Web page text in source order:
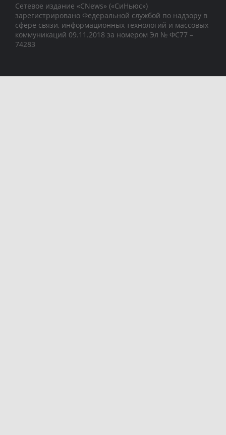
Сетевое издание «CNews» («СиНьюс»)
зарегистрировано Федеральной службой по надзору в
сфере связи, информационных технологий и массовых
коммуникаций 09.11.2018 за номером Эл № ФС77 –
74283